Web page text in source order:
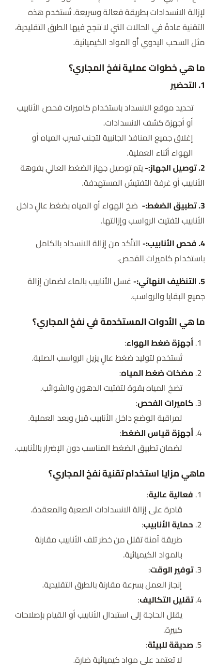
لإزالة الانسدادات بطريقة فعالة وسريعة. تُستخدم هذه
التقنية عادةً في الحالات التي لا تنجح فيها الطرق التقليدية،
مثل السحب اليدوي أو المواد الكيميائية.
ما هي خطوات عملية نفخ المجاري؟
1. التحضير
تحديد موقع الانسداد باستخدام كاميرات فحص الأنابيب
أو أجهزة كشف الانسدادات.
إغلاق جميع المنافذ الجانبية لتجنب تسرب المياه أو
الهواء أثناء العملية.
2. توصيل الجهاز:-
يتم توصيل جهاز الضغط العالي بفوهة
الأنابيب أو غرفة التفتيش المستهدفة.
3. تطبيق الضغط:-
ضخ الهواء أو المياه بضغط عالٍ داخل
الأنابيب لتفتيت الرواسب وإزالتها.
4. فحص الأنابيب:-
التأكد من إزالة الانسداد بالكامل
باستخدام كاميرات الفحص.
5. التنظيف النهائي:-
غسل الأنابيب بالماء لضمان إزالة
جميع البقايا والرواسب.
ما هي الأدوات المستخدمة في نفخ المجاري؟
أجهزة ضغط الهواء:
تُستخدم لتوليد ضغط عالٍ يزيل الرواسب الصلبة.
مضخات ضغط المياه:
تضخ المياه بقوة لتفتيت الدهون والشوائب.
كاميرات الفحص:
لمراقبة الوضع داخل الأنابيب قبل وبعد العملية.
أجهزة قياس الضغط:
لضمان تطبيق الضغط المناسب دون الإضرار بالأنابيب.
ماهي مزايا استخدام تقنية نفخ المجاري؟
فعالية عالية:
قادرة على إزالة الانسدادات الصعبة والمعقدة.
حماية الأنابيب:
طريقة آمنة تقلل من خطر تلف الأنابيب مقارنة
بالمواد الكيميائية.
توفير الوقت:
إنجاز العمل بسرعة مقارنة بالطرق التقليدية.
تقليل التكاليف:
يقلل الحاجة إلى استبدال الأنابيب أو القيام بإصلاحات
كبيرة.
صديقة للبيئة:
لا تعتمد على مواد كيميائية ضارة.